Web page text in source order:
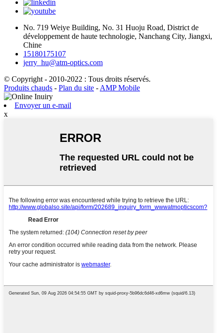
No. 719 Weiye Building, No. 31 Huoju Road, District de
développement de haute technologie, Nanchang City, Jiangxi,
Chine
15180175107
jerry_hu@atm-optics.com
© Copyright - 2010-2022 : Tous droits réservés.
Produits chauds - Plan du site - AMP Mobile
Envoyer un e-mail
x